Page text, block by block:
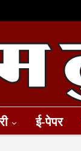
ई-पेपर